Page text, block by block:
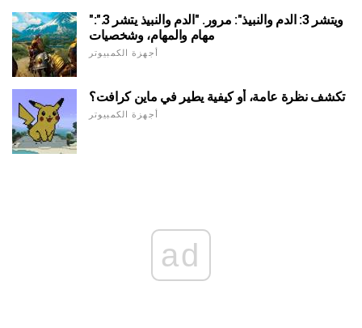
"ويتشر 3: الدم والنبيذ": مرور. "الدم والنبيذ يتشر 3.":
مهام والمهام، وشخصيات
أجهزة الكمبيوتر
تكشف نظرة عامة، أو كيفية يطير في ماين كرافت؟
أجهزة الكمبيوتر
ad